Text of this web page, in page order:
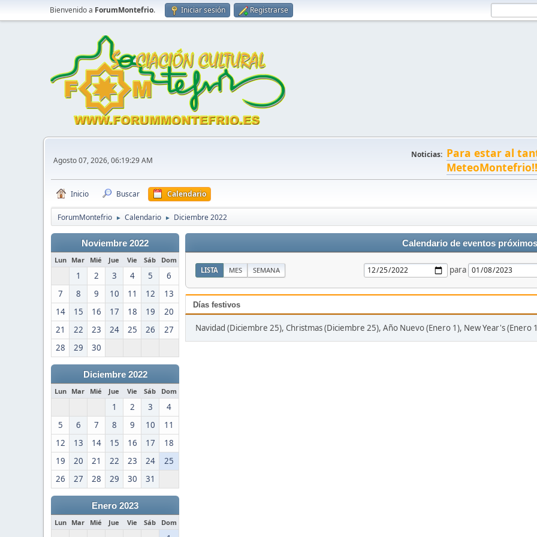
Bienvenido a ForumMontefrio. Iniciar sesión Registrarse
Agosto 07, 2026, 06:19:29 AM
Noticias: Para estar al
MeteoMontefrio!!
Inicio Buscar Calendario
ForumMontefrio ► Calendario ► Diciembre 2022
Noviembre 2022
Lun Mar Mié Jue Vie Sáb Dom
1 2 3 4 5
6
7
8 9 10 11 12
13
14
15 16 17 18 19
20
21
22 23 24 25 26
27
28
29 30
Diciembre 2022
Lun Mar Mié Jue Vie Sáb Dom
1 2 3
4
5
6 7 8 9 10
11
12
13 14 15 16 17
18
19
20 21 22 23 24
25
26
27 28 29 30 31
Enero 2023
Lun Mar Mié Jue Vie Sáb Dom
Calendario de eventos próximos
LISTA MES SEMANA para
Días festivos
Navidad (Diciembre 25), Christmas (Diciembre 25), Año Nuevo (Enero 1), New Year's (Enero